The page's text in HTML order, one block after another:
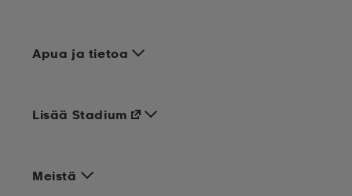
Apua ja tietoa
Meistä
Lisää Stadium